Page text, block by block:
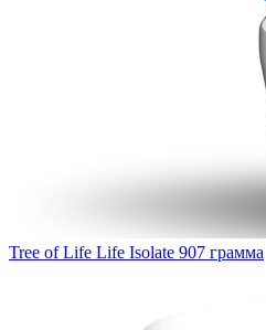
Tree of Life Life Isolate 907 грамма